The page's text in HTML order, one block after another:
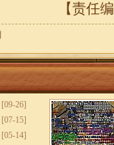
【责任
[09-26]
[07-15]
[05-14]